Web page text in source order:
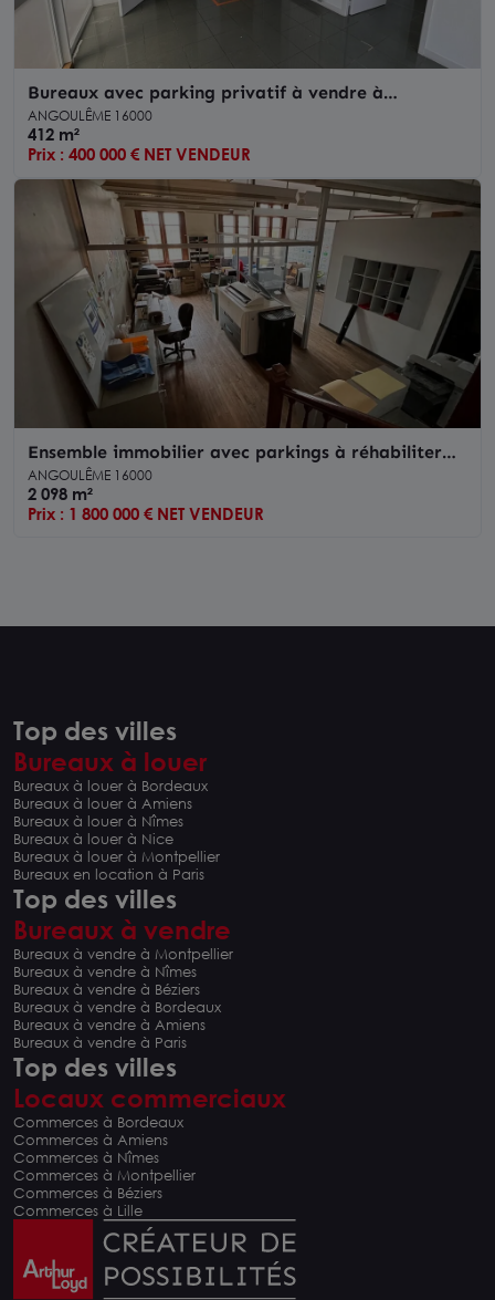
Bureaux avec parking privatif à vendre à
ANGOULEME
ANGOULÊME 16000
412 m²
Prix : 400 000 € NET VENDEUR
Ensemble immobilier avec parkings à réhabiliter
centre-ville d'Angoulême
ANGOULÊME 16000
2 098 m²
Prix : 1 800 000 € NET VENDEUR
Top des villes
Bureaux à louer
Bureaux à louer à Bordeaux
Bureaux à louer à Amiens
Bureaux à louer à Nîmes
Bureaux à louer à Nice
Bureaux à louer à Montpellier
Bureaux en location à Paris
Top des villes
Bureaux à vendre
Bureaux à vendre à Montpellier
Bureaux à vendre à Nîmes
Bureaux à vendre à Béziers
Bureaux à vendre à Bordeaux
Bureaux à vendre à Amiens
Bureaux à vendre à Paris
Top des villes
Locaux commerciaux
Commerces à Bordeaux
Commerces à Amiens
Commerces à Nîmes
Commerces à Montpellier
Commerces à Béziers
Commerces à Lille